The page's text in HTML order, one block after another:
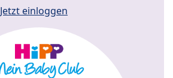
Jetzt einloggen